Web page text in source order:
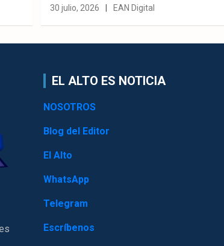
30 julio, 2026 EAN Digital
EL ALTO ES NOTICIA
NOSOTROS
Blog del Editor
El Alto
WhatsApp
Telegram
Escríbenos